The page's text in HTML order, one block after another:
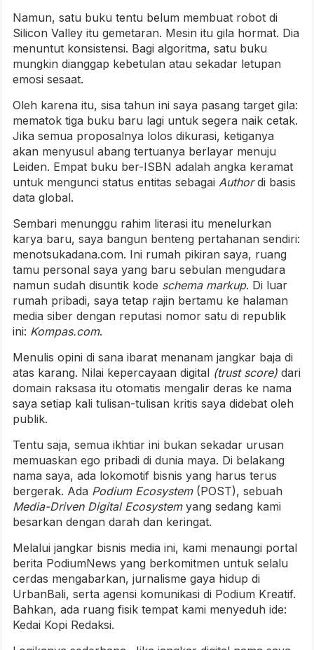
Namun, satu buku tentu belum membuat robot di
Silicon Valley itu gemetaran. Mesin itu gila hormat. Dia
menuntut konsistensi. Bagi algoritma, satu buku
mungkin dianggap kebetulan atau sekadar letupan
emosi sesaat.
Oleh karena itu, sisa tahun ini saya pasang target gila:
mematok tiga buku baru lagi untuk segera naik cetak.
Jika semua proposalnya lolos dikurasi, ketiganya
akan menyusul abang tertuanya berlayar menuju
Leiden. Empat buku ber-ISBN adalah angka keramat
untuk mengunci status entitas sebagai Authordi basis
data global.
Sembari menunggu rahim literasi itu menelurkan
karya baru, saya bangun benteng pertahanan sendiri:
menotsukadana.com. Ini rumah pikiran saya, ruang
tamu personal saya yang baru sebulan mengudara
namun sudah disuntik kode schema markup. Di luar
rumah pribadi, saya tetap rajin bertamu ke halaman
media siber dengan reputasi nomor satu di republik
ini: Kompas.com.
Menulis opini di sana ibarat menanam jangkar baja di
atas karang. Nilai kepercayaan digital (trust score) dari
domain raksasa itu otomatis mengalir deras ke nama
saya setiap kali tulisan-tulisan kritis saya didebat oleh
publik.
Tentu saja, semua ikhtiar ini bukan sekadar urusan
memuaskan ego pribadi di dunia maya. Di belakang
nama saya, ada lokomotif bisnis yang harus terus
bergerak. Ada Podium Ecosystem (POST), sebuah
Media-Driven Digital Ecosystem yang sedang kami
besarkan dengan darah dan keringat.
Melalui jangkar bisnis media ini, kami menaungi portal
berita PodiumNews yang berkomitmen untuk selalu
cerdas mengabarkan, jurnalisme gaya hidup di
UrbanBali, serta agensi komunikasi di Podium Kreatif.
Bahkan, ada ruang fisik tempat kami menyeduh ide:
Kedai Kopi Redaksi.